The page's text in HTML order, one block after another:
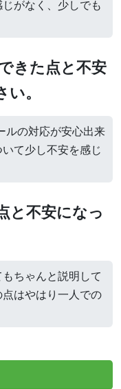
がなく、少しでも
きた点と不安
。
ルの対応が安心出来
て少し不安を感じ
と不安になっ
ちゃんと説明して
はやはり一人での